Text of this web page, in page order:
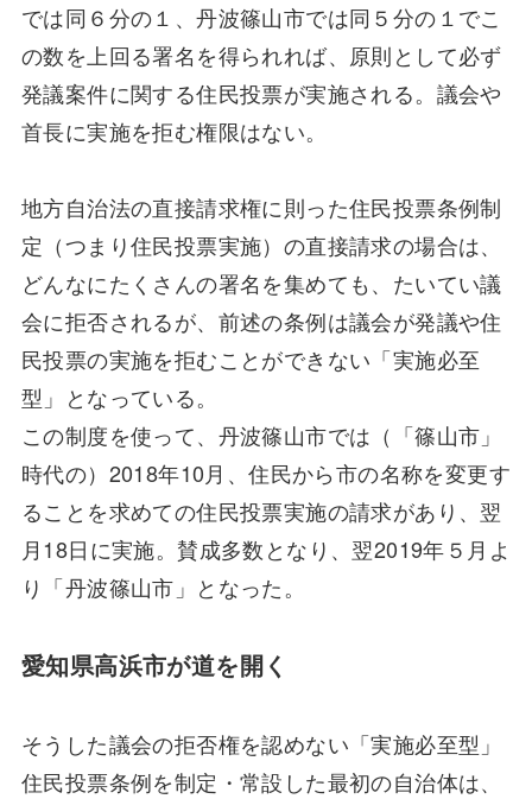
では同６分の１、丹波篠山市では同５分の１でこ
の数を上回る署名を得られれば、原則として必ず
発議案件に関する住民投票が実施される。議会や
首長に実施を拒む権限はない。
地方自治法の直接請求権に則った住民投票条例制
定（つまり住民投票実施）の直接請求の場合は、
どんなにたくさんの署名を集めても、たいてい議
会に拒否されるが、前述の条例は議会が発議や住
民投票の実施を拒むことができない「実施必至
型」となっている。
この制度を使って、丹波篠山市では（「篠山市」
時代の）2018年10月、住民から市の名称を変更す
ることを求めての住民投票実施の請求があり、翌
月18日に実施。賛成多数となり、翌2019年５月よ
り「丹波篠山市」となった。
愛知県高浜市が道を開く
そうした議会の拒否権を認めない「実施必至型」
住民投票条例を制定・常設した最初の自治体は、